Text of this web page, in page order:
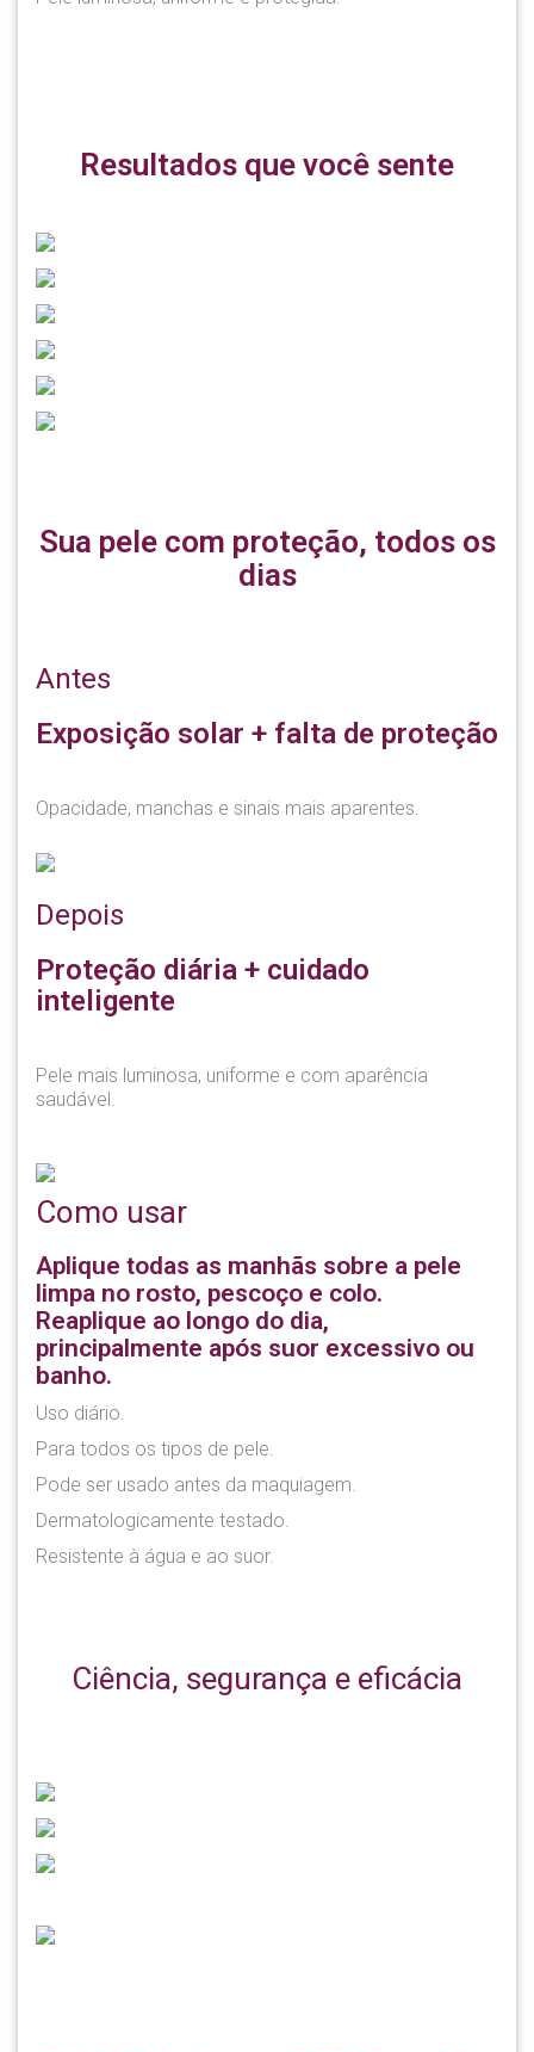
Resultados que você sente
Sua pele com proteção, todos os
dias
Antes
Exposição solar + falta de proteção
Opacidade, manchas e sinais mais aparentes.
Depois
Proteção diária + cuidado
inteligente
Pele mais luminosa, uniforme e com aparência
saudável.
Como usar
Aplique todas as manhãs sobre a pele
limpa no rosto, pescoço e colo.
Reaplique ao longo do dia,
principalmente após suor excessivo ou
banho.
Uso diário.
Para todos os tipos de pele.
Pode ser usado antes da maquiagem.
Dermatologicamente testado.
Resistente à água e ao suor.
Ciência, segurança e eficácia